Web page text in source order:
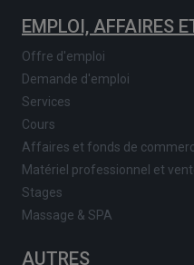
EMPLOI, AFFAIRES
Offre d'emploi
Demande d'emploi
Services
Cours
Affaires et fonds de
Matériel professionnel et
Stages
Massage & SPA
AUTRES